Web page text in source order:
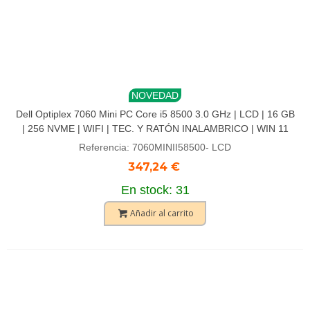
NOVEDAD
Dell Optiplex 7060 Mini PC Core i5 8500 3.0 GHz | LCD | 16 GB
| 256 NVME | WIFI | TEC. Y RATÓN INALAMBRICO | WIN 11
PRO | DP
Referencia: 7060MINII58500- LCD
347,24 €
En stock: 31
Añadir al carrito